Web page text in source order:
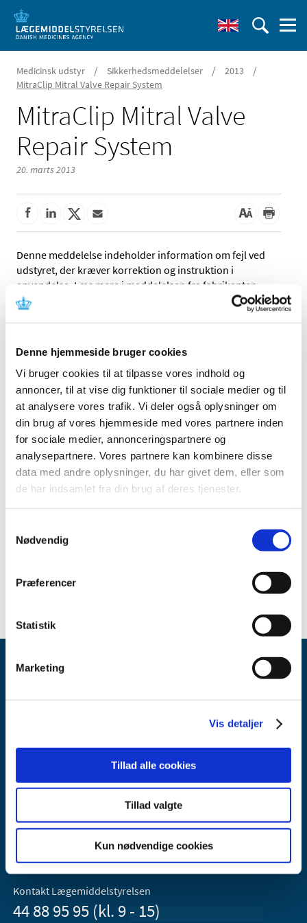
Denne hjemmeside bruger cookies
Vi bruger cookies til at tilpasse vores indhold og
annoncer, til at vise dig funktioner til sociale medier og til
at analysere vores trafik. Vi deler også oplysninger om
din brug af vores hjemmeside med vores partnere inden
for sociale medier, annonceringspartnere og
analysepartnere. Vores partnere kan kombinere disse
data med andre oplysninger, du har givet dem, eller som
de har indsamlet fra din brug af deres tjenester.
Nødvendig
Præferencer
Statistik
Marketing
Vis detaljer
Tillad alle cookies
Tillad valgte
Kun nødvendige cookies
Medicinsk udstyr / Sikkerhedsmeddelelser / 2013 /
MitraClip Mitral Valve Repair System
MitraClip Mitral Valve
Repair System
20. marts 2013
Denne meddelelse indeholder information om fejl ved
udstyret, der kræver korrektion og instruktion i
anvendelse. Læs mere i meddelelsen fra fabrikanten.
Referencer
Produkt: MitraClip Mitral Valve Repair System
Fabrikant: Abbott Vascular Evalve Inc.
Lægemiddelstyrelsens sagsnummer: 2013032217
Emner
Medicinsk udstyr
Relateret indhold
Sikkerhedsmeddelelse om MitraClip Mitral Valve Repair
(pdf - 0,21 MB)
Lægemiddelstyrelsen
2300 København S
Lægemiddelstyrelsen er en del af
Sundheds- og Kirkeministeriet.
Kontakt Lægemiddelstyrelsen
44 88 95 95 (kl. 9 - 15)